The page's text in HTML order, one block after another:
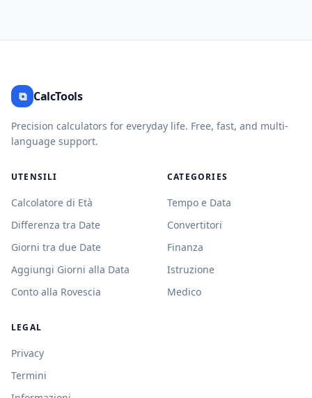
⧉ CalcTools
Precision calculators for everyday life. Free, fast, and multi-
language support.
UTENSILI
Calcolatore di Età
Differenza tra Date
Giorni tra due Date
Aggiungi Giorni alla Data
Conto alla Rovescia
CATEGORIES
Tempo e Data
Convertitori
Finanza
Istruzione
Medico
LEGAL
Privacy
Termini